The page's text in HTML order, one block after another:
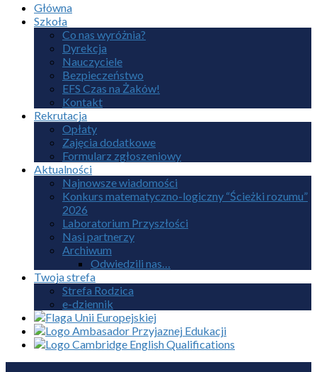
Główna
Szkoła
Co nas wyróżnia?
Dyrekcja
Nauczyciele
Bezpieczeństwo
EFS Czas na Żaków!
Kontakt
Rekrutacja
Opłaty
Zajęcia dodatkowe
Formularz zgłoszeniowy
Aktualności
Najnowsze wiadomości
Konkurs matematyczno-logiczny “Ścieżki rozumu”
2026
Laboratorium Przyszłości
Nasi partnerzy
Archiwum
Odwiedzili nas…
Twoja strefa
Strefa Rodzica
e-dziennik